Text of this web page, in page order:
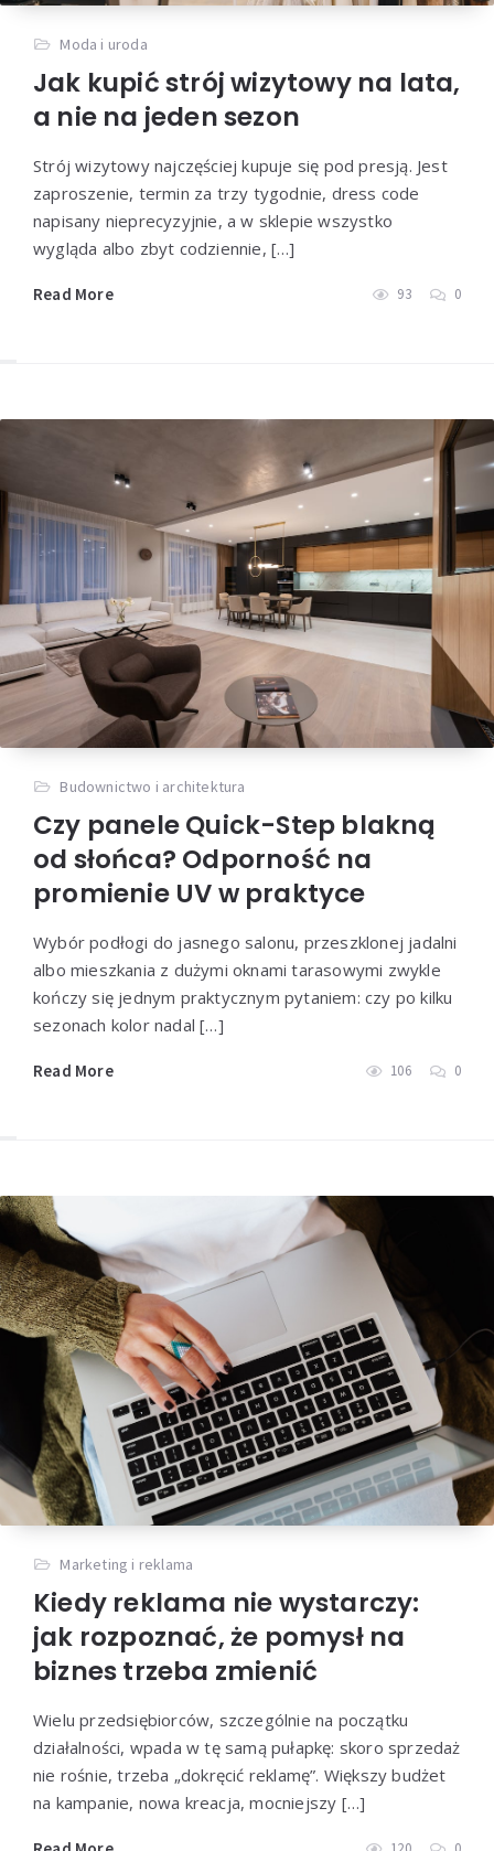
Moda i uroda
Jak kupić strój wizytowy na lata,
a nie na jeden sezon
Strój wizytowy najczęściej kupuje się pod presją. Jest
zaproszenie, termin za trzy tygodnie, dress code
napisany nieprecyzyjnie, a w sklepie wszystko
wygląda albo zbyt codziennie, […]
Read More 93 0
Budownictwo i architektura
Czy panele Quick-Step blakną
od słońca? Odporność na
promienie UV w praktyce
Wybór podłogi do jasnego salonu, przeszklonej jadalni
albo mieszkania z dużymi oknami tarasowymi zwykle
kończy się jednym praktycznym pytaniem: czy po kilku
sezonach kolor nadal […]
Read More 106 0
Marketing i reklama
Kiedy reklama nie wystarczy:
jak rozpoznać, że pomysł na
biznes trzeba zmienić
Wielu przedsiębiorców, szczególnie na początku
działalności, wpada w tę samą pułapkę: skoro sprzedaż
nie rośnie, trzeba „dokręcić reklamę”. Większy budżet
na kampanie, nowa kreacja, mocniejszy […]